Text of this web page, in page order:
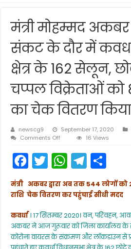
मंत्री मोहम्मद
संकट के दौर में
क्षेत्र के 162 सेलून,
चप्पल विक्रेताओं
का चेक वितरण
newscg9 September 17, 2020
Comments Off
मोहम्मद
अकबर
ने
के
संकट
दौर
कवर्धा
विधानसभा
क्षेत्र
16 Views
F
a
c
e
b
o
T
w
itt
er
W
h
a
ts
A
p
T
el
e
gr
a
m
h
ar
e
मंत्री अकबर द्वारा अब तक 544 लोगों
राशि चेक वितरण कर पहुंचाई सीधी मदद
कवर्धा। 17 सितम्बर 2020। वन, परिवहन,
अकबर ने आज गुरूवार को जिला कार्यालय के
कोरोना वायरस के संक्रमण और लॉकडाउन से